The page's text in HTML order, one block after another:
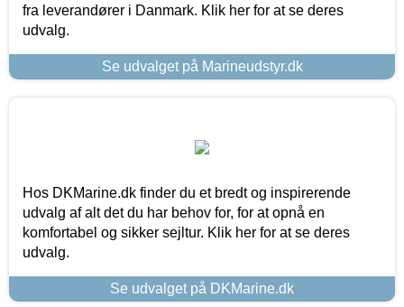
fra leverandører i Danmark. Klik her for at se deres
udvalg.
Se udvalget på Marineudstyr.dk
Hos DKMarine.dk finder du et bredt og inspirerende
udvalg af alt det du har behov for, for at opnå en
komfortabel og sikker sejltur. Klik her for at se deres
udvalg.
Se udvalget på DKMarine.dk